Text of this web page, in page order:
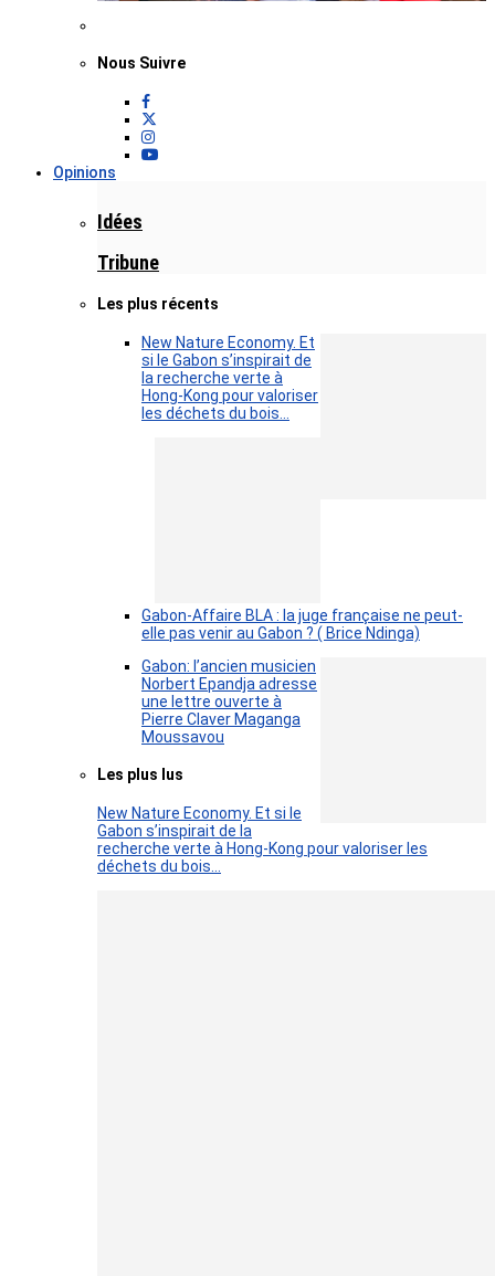
Nous Suivre
Opinions
Idées
Tribune
Les plus récents
New Nature Economy. Et
si le Gabon s’inspirait de
la recherche verte à
Hong-Kong pour valoriser
les déchets du bois…
Gabon-Affaire BLA : la juge française ne peut-
elle pas venir au Gabon ? ( Brice Ndinga)
Gabon: l’ancien musicien
Norbert Epandja adresse
une lettre ouverte à
Pierre Claver Maganga
Moussavou
Les plus lus
New Nature Economy. Et si le
Gabon s’inspirait de la
recherche verte à Hong-Kong pour valoriser les
déchets du bois…